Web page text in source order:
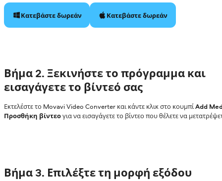
Κατεβάστε δωρεάν Κατεβάστε δωρεάν
Βήμα 2. Ξεκινήστε το πρόγραμμα και
εισαγάγετε το βίντεό σας
Εκτελέστε το Movavi Video Converter και κάντε κλικ στο κουμπίAdd
Προσθήκη βίντεογια να εισαγάγετε το βίντεο που θέλετε να
Βήμα 3. Επιλέξτε τη μορφή εξόδου